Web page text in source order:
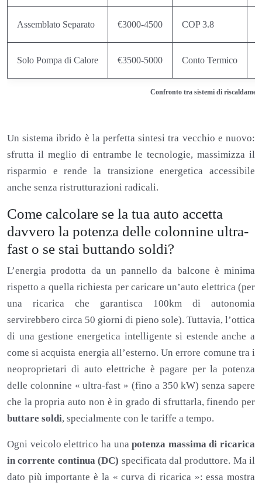
Confronto tra sistemi di
Assemblato Separato €3000-4500 COP 3.8
Solo Pompa di Calore €3500-5000 Conto Termico
Un sistema ibrido è la perfetta sintesi tra vecchio e nuovo:
sfrutta il meglio di entrambe le tecnologie, massimizza il
risparmio e rende la transizione energetica accessibile
anche senza ristrutturazioni radicali.
Come calcolare se la tua auto accetta
davvero la potenza delle colonnine ultra-
fast o se stai buttando soldi?
L’energia prodotta da un pannello da balcone è minima
rispetto a quella richiesta per caricare un’auto elettrica (per
una ricarica che garantisca 100km di autonomia
servirebbero circa 50 giorni di pieno sole). Tuttavia, l’ottica
di una gestione energetica intelligente si estende anche a
come si acquista energia all’esterno. Un errore comune tra i
neoproprietari di auto elettriche è pagare per la potenza
delle colonnine « ultra-fast » (fino a 350 kW) senza sapere
che la propria auto non è in grado di sfruttarla, finendo per
buttare soldi, specialmente con le tariffe a tempo.
Ogni veicolo elettrico ha unapotenza massima di ricarica
in corrente continua (DC) specificata dal produttore. Ma il
dato più importante è la « curva di ricarica »: essa mostra